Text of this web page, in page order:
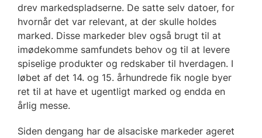
drev markedspladserne. De satte selv datoer, for
hvornår det var relevant, at der skulle holdes
marked. Disse markeder blev også brugt til at
imødekomme samfundets behov og til at levere
spiselige produkter og redskaber til hverdagen. I
løbet af det 14. og 15. århundrede fik nogle byer
ret til at have et ugentligt marked og endda en
årlig messe.
Siden dengang har de alsaciske markeder ageret